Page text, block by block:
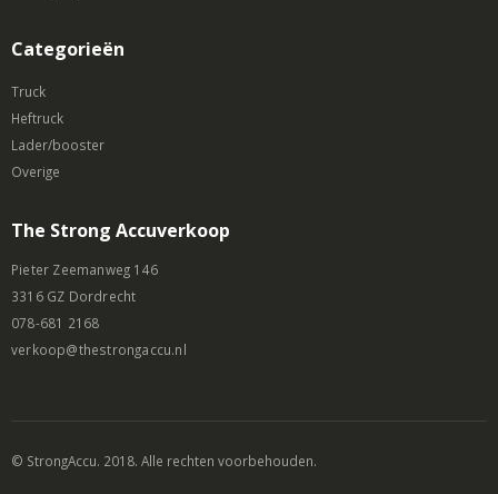
Categorieën
Truck
Heftruck
Lader/booster
Overige
The Strong Accuverkoop
Pieter Zeemanweg 146
3316 GZ Dordrecht
078-681 2168
verkoop@thestrongaccu.nl
© StrongAccu. 2018. Alle rechten voorbehouden.